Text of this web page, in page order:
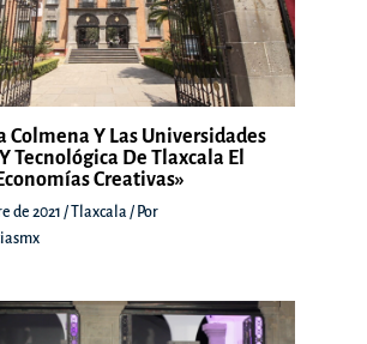
Colmena Y Las Universidades
Tecnológica De Tlaxcala El
Creativas»
de 2021 /Tlaxcala / Por